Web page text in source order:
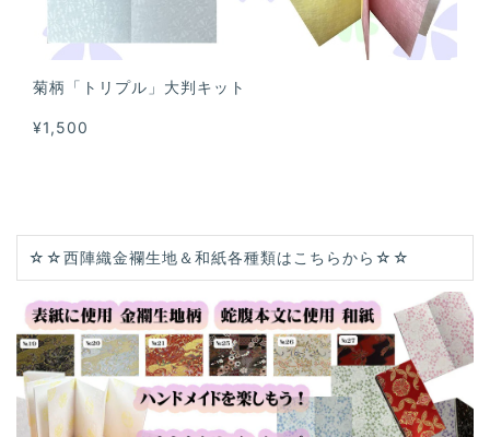
菊柄「トリプル」大判キット
¥1,500
☆☆西陣織金襴生地＆和紙各種類はこちらから☆☆